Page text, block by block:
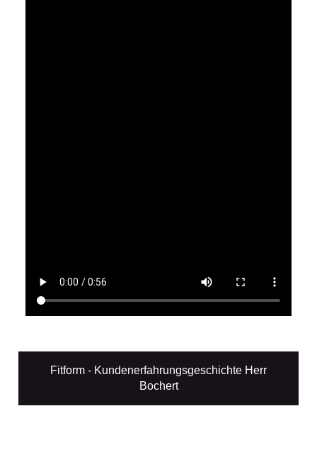
Fitform - Kundenerfahrungsgeschichte Herr
Bochert